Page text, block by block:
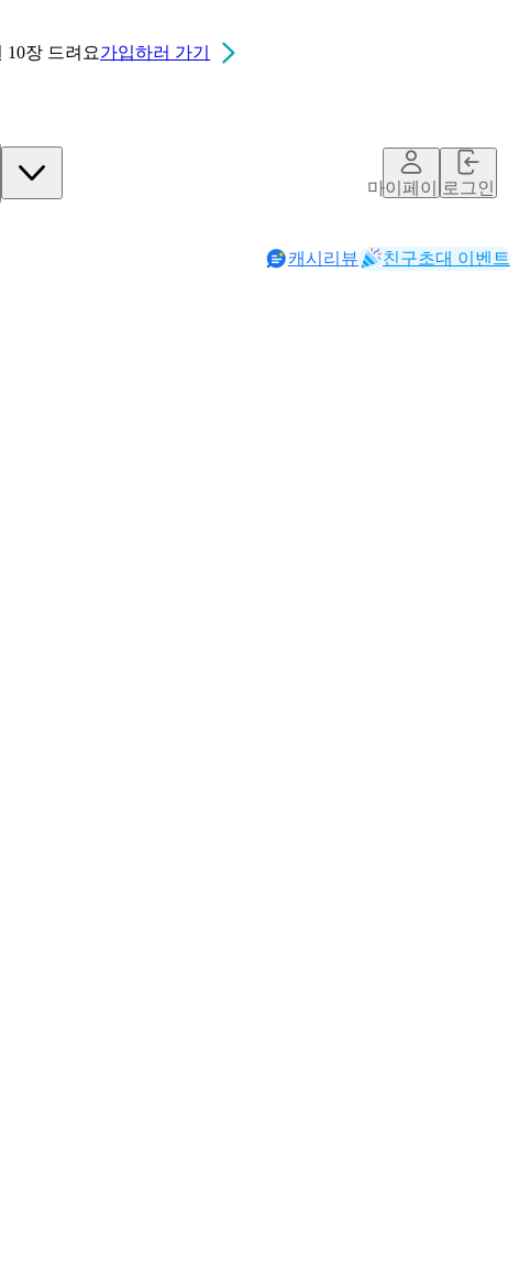
10장 드려요가입하러 가기
마이페이지로그인
캐시리뷰 친구초대 이벤트